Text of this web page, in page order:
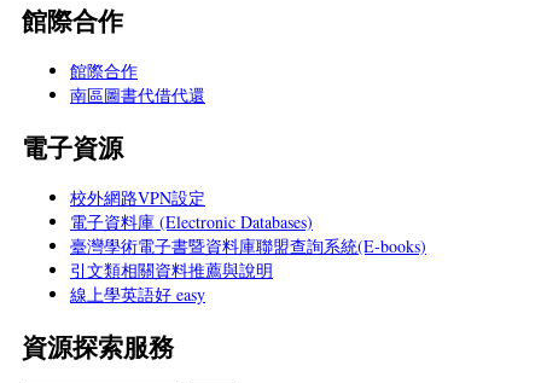
館際合作
館際合作
南區圖書代借代還
電子資源
校外網路VPN設定
電子資料庫 (Electronic Databases)
臺灣學術電子書暨資料庫聯盟查詢系統(E-books)
引文類相關資料推薦與說明
線上學英語好 easy
資源探索服務